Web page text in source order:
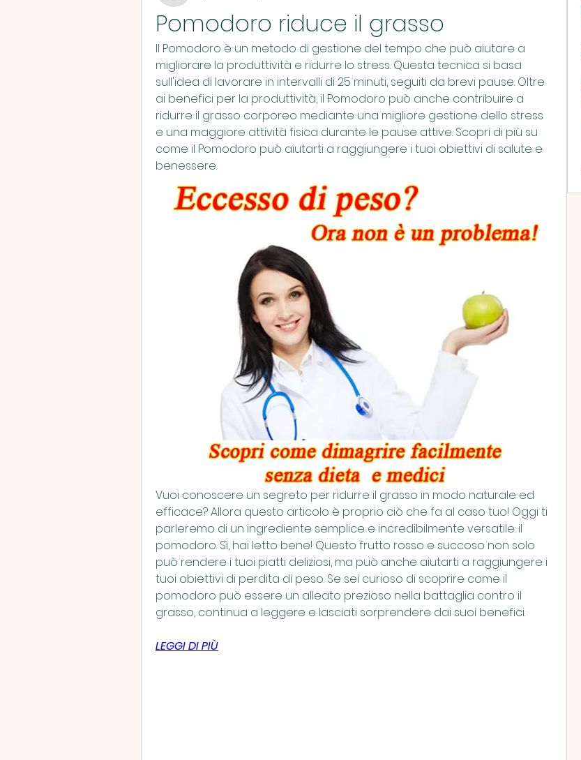
Pomodoro riduce il grasso
Il Pomodoro è un metodo di gestione del tempo che può aiutare a
migliorare la produttività e ridurre lo stress. Questa tecnica si basa
sull'idea di lavorare in intervalli di 25 minuti, seguiti da brevi pause. Oltre
ai benefici per la produttività, il Pomodoro può anche contribuire a
ridurre il grasso corporeo mediante una migliore gestione dello stress
e una maggiore attività fisica durante le pause attive. Scopri di più su
come il Pomodoro può aiutarti a raggiungere i tuoi obiettivi di salute e
benessere.
Vuoi conoscere un segreto per ridurre il grasso in modo naturale ed
efficace? Allora questo articolo è proprio ciò che fa al caso tuo! Oggi ti
parleremo di un ingrediente semplice e incredibilmente versatile: il
pomodoro. Sì, hai letto bene! Questo frutto rosso e succoso non solo
può rendere i tuoi piatti deliziosi, ma può anche aiutarti a raggiungere i
tuoi obiettivi di perdita di peso. Se sei curioso di scoprire come il
pomodoro può essere un alleato prezioso nella battaglia contro il
grasso, continua a leggere e lasciati sorprendere dai suoi benefici.
LEGGI DI PIÙ